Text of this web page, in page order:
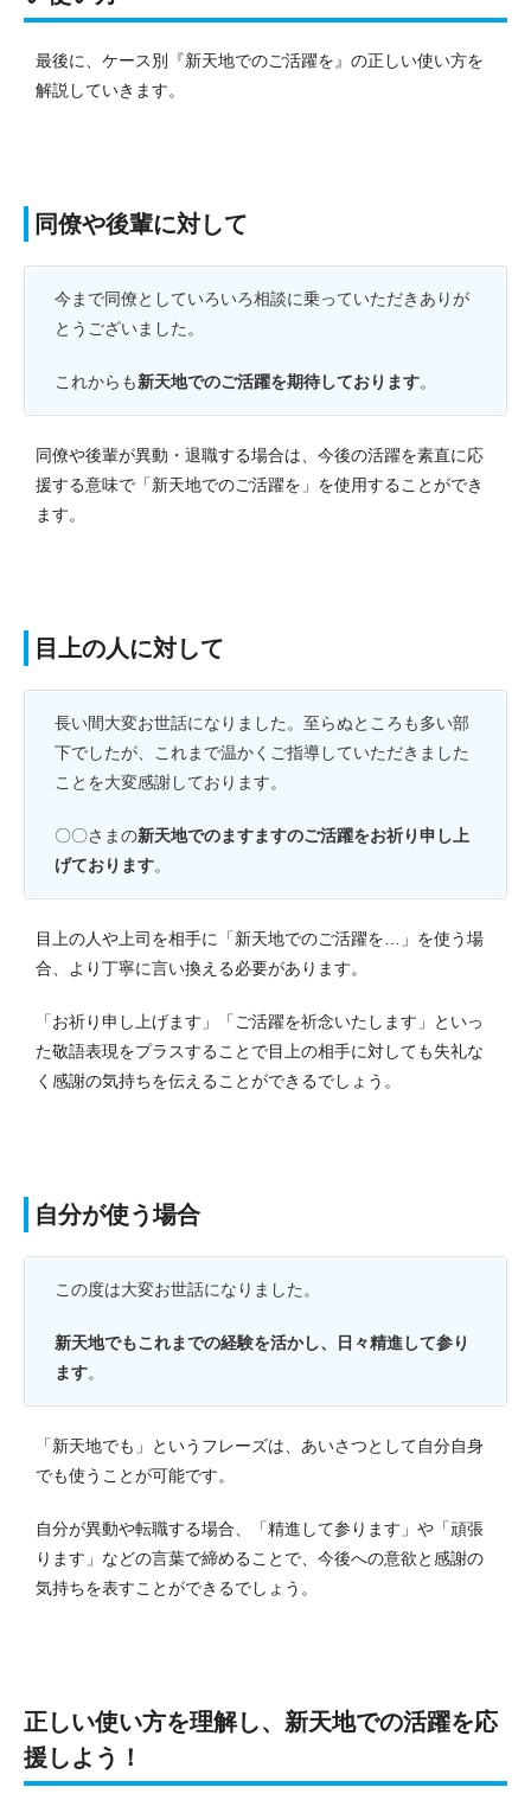
最後に、ケース別『新天地でのご活躍を』の正しい使い方を
解説していきます。
同僚や後輩に対して
今まで同僚としていろいろ相談に乗っていただきありが
とうございました。
これからも新天地でのご活躍を期待しております。
同僚や後輩が異動・退職する場合は、今後の活躍を素直に応
援する意味で「新天地でのご活躍を」を使用することができ
ます。
目上の人に対して
長い間大変お世話になりました。至らぬところも多い部
下でしたが、これまで温かくご指導していただきました
ことを大変感謝しております。
〇〇さまの新天地でのますますのご活躍をお祈り申し上
げております。
目上の人や上司を相手に「新天地でのご活躍を…」を使う場
合、より丁寧に言い換える必要があります。
「お祈り申し上げます」「ご活躍を祈念いたします」といっ
た敬語表現をプラスすることで目上の相手に対しても失礼な
く感謝の気持ちを伝えることができるでしょう。
自分が使う場合
この度は大変お世話になりました。
新天地でもこれまでの経験を活かし、日々精進して参り
ます。
「新天地でも」というフレーズは、あいさつとして自分自身
でも使うことが可能です。
自分が異動や転職する場合、「精進して参ります」や「頑張
ります」などの言葉で締めることで、今後への意欲と感謝の
気持ちを表すことができるでしょう。
正しい使い方を理解し、新天地での活躍を応
援しよう！